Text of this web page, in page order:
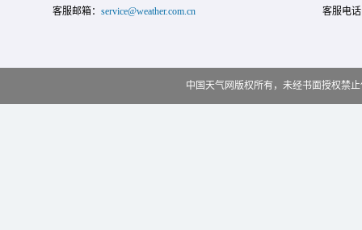
客服邮箱： service@weather.com.cn 客服电
中国天气网版权所有，未经书面授权